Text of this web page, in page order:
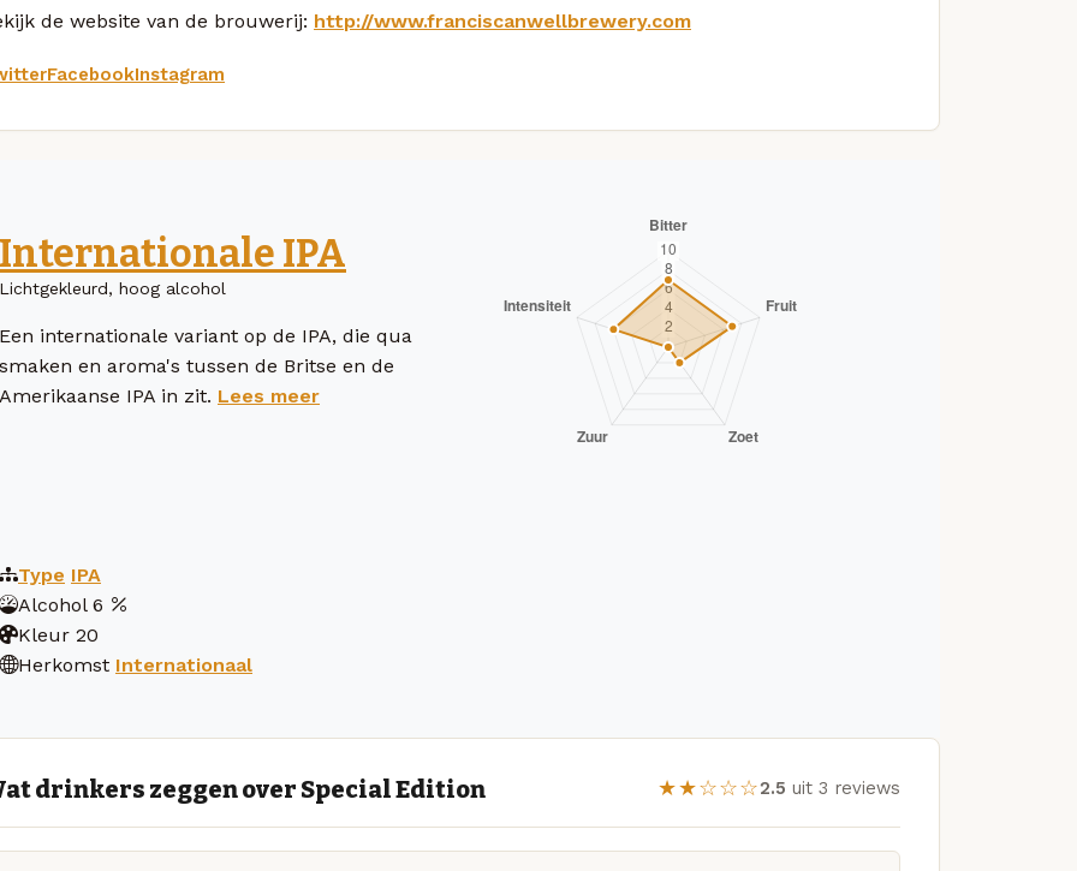
de website van de brouwerij: http://www.franciscanwellbrewery.com
FacebookInstagram
Internationale IPA
Lichtgekleurd, hoog alcohol
Een internationale variant op de IPA, die qua
smaken en aroma's tussen de Britse en de
Amerikaanse IPA in zit. Lees meer
Type IPA
Alcohol 6
Kleur 20
Herkomst Internationaal
drinkers zeggen over Special Edition ★★☆☆☆2.5 uit 3 reviews